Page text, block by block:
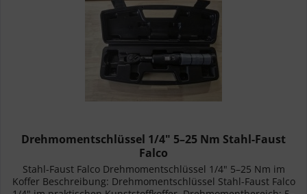
Drehmomentschlüssel 1/4" 5–25 Nm Stahl-Faust
Falco
Stahl-Faust Falco Drehmomentschlüssel 1/4" 5–25 Nm im
Koffer Beschreibung: Drehmomentschlüssel Stahl-Faust Falco